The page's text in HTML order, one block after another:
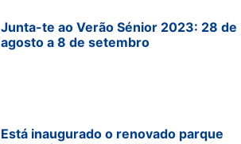
Junta-te ao Verão Sénior 2023: 28 de
agosto a 8 de setembro
Está inaugurado o renovado parque